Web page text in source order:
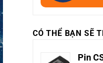
CÓ THỂ BẠN SẼ
Pin